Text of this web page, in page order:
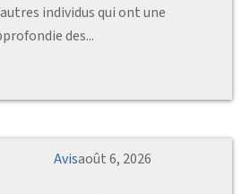
individus qui ont une
des...
Avisaoût 6, 2026